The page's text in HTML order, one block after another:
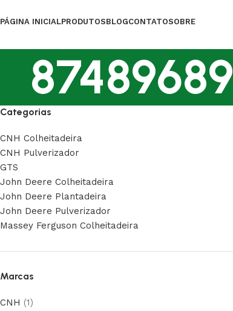
PÁGINA INICIALPRODUTOSBLOGCONTATOSOBRE
87489689
Categorias
CNH Colheitadeira
CNH Pulverizador
GTS
John Deere Colheitadeira
John Deere Plantadeira
John Deere Pulverizador
Massey Ferguson Colheitadeira
Marcas
CNH (1)